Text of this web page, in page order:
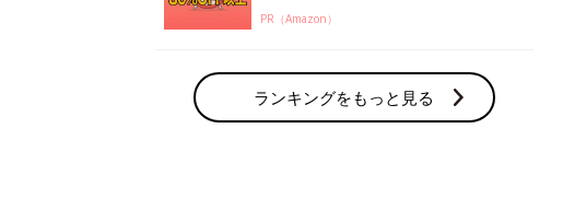
PR（Amazon）
ランキングをもっと見る